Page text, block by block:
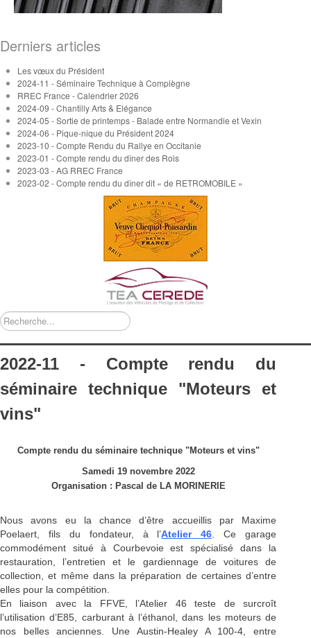
Derniers articles
Les vœux du Président
2024-11 - Séminaire Technique à Compiègne
RREC France - Calendrier 2026
2024-09 - Chantilly Arts & Elégance
2024-05 - Sortie de printemps - Balade entre Normandie et Vexin
2024-06 - Pique-nique du Président 2024
2023-10 - Compte Rendu du Rallye en Occitanie
2023-01 - Compte rendu du dîner des Rois
2023-03 - AG RREC France
2023-02 - Compte rendu du dîner dit « de RETROMOBILE »
Rechercher
2022-11 - Compte rendu du
séminaire technique "Moteurs et
vins"
Compte rendu du séminaire technique "Moteurs et vins"
Samedi 19 novembre 2022
Organisation : Pascal de LA MORINERIE
Nous avons eu la chance d’être accueillis par Maxime
Poelaert, fils du fondateur, à l’Atelier 46 . Ce garage
commodément situé à Courbevoie est spécialisé dans la
restauration, l’entretien et le gardiennage de voitures de
collection, et même dans la préparation de certaines d’entre
elles pour la compétition.
En liaison avec la FFVE, l’Atelier 46 teste de surcroît
l’utilisation d’E85, carburant à l’éthanol, dans les moteurs de
nos belles anciennes. Une Austin-Healey A 100-4, entre